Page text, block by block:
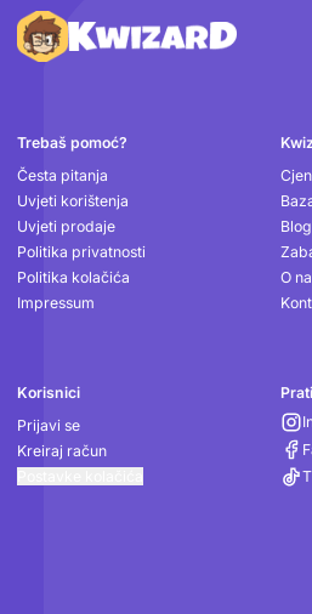
Podnožje
Trebaš pomoć?
Česta pitanja
Uvjeti korištenja
Uvjeti prodaje
Politika privatnosti
Politika kolačića
Impressum
Blog
O
Korisnici
Prijavi se
Kreiraj račun